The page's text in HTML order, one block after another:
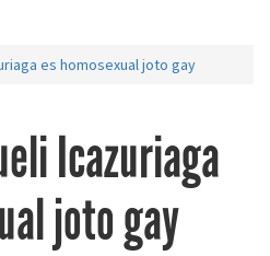
es homosexual joto gay
Icazuriaga
joto gay